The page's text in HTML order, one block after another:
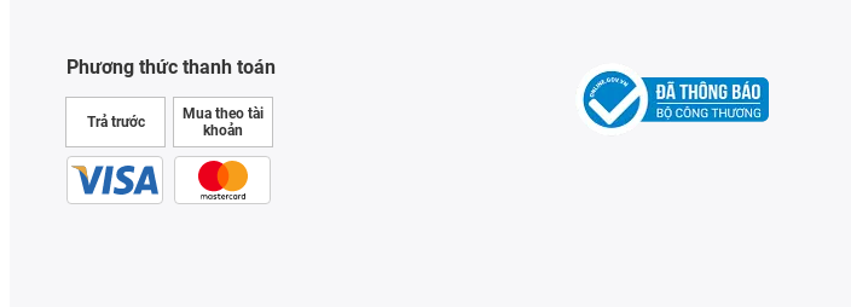
Phương thức thanh toán
Trả trước
Mua theo tài
khoản